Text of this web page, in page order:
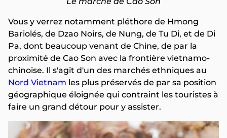
Vous y verrez notamment pléthore de Hmong
Bariolés, de Dzao Noirs, de Nung, de Tu Di, et de Di
Pa, dont beaucoup venant de Chine, de par la
proximité de Cao Son avec la frontière vietnamo-
chinoise. Il s'agit d'un des marchés ethniques au
Nord Vietnam les plus préservés de par sa position
géographique éloignée qui contraint les touristes à
faire un grand détour pour y assister.